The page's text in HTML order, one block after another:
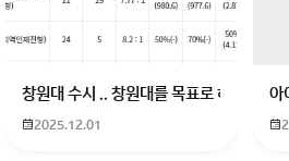
창원대 수시 .. 창원대를 목표로 하고 있
2025.12.01
아